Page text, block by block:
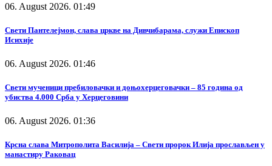
06. August 2026. 01:49
Свети Пантелејмон, слава цркве на Дивчибарама, служи Епископ
Исихије
06. August 2026. 01:46
Свети мученици пребиловачки и доњохерцеговачки – 85 година од
убиства 4.000 Срба у Херцеговини
06. August 2026. 01:36
Крсна слава Митрополита Василија – Свети пророк Илија прослављен у
манастиру Раковац